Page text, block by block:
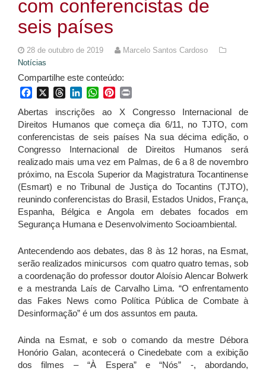
com conferencistas de
seis países
28 de outubro de 2019
Marcelo Santos Cardoso
Notícias
Compartilhe este conteúdo:
FacebookThreadsLinkedInWhatsApp
Pinterest
Abertas inscrições ao X Congresso Internacional de
Direitos Humanos que começa dia 6/11, no TJTO, com
conferencistas de seis países Na sua décima edição, o
Congresso Internacional de Direitos Humanos será
realizado mais uma vez em Palmas, de 6 a 8 de novembro
próximo, na Escola Superior da Magistratura Tocantinense
(Esmart) e no Tribunal de Justiça do Tocantins (TJTO),
reunindo conferencistas do Brasil, Estados Unidos, França,
Espanha, Bélgica e Angola em debates focados em
Segurança Humana e Desenvolvimento Socioambiental.
Antecendendo aos debates, das 8 às 12 horas, na Esmat,
serão realizados minicursos com quatro quatro temas, sob
a coordenação do professor doutor Aloísio Alencar Bolwerk
e a mestranda Laís de Carvalho Lima. “O enfrentamento
das Fakes News como Política Pública de Combate à
Desinformação” é um dos assuntos em pauta.
Ainda na Esmat, e sob o comando da mestre Débora
Honório Galan, acontecerá o Cinedebate com a exibição
dos filmes – “À Espera” e “Nós” -, abordando,